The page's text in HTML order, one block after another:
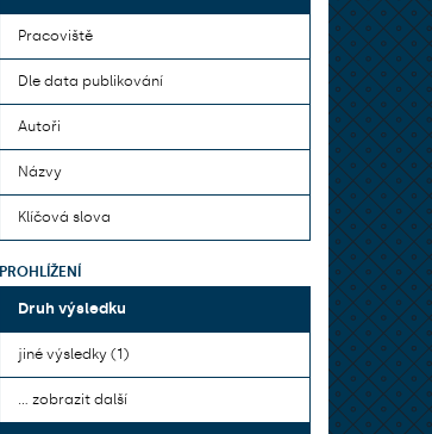
Pracoviště
Dle data publikování
Autoři
Názvy
Klíčová slova
PROHLÍŽENÍ
Druh výsledku
jiné výsledky (1)
... zobrazit další